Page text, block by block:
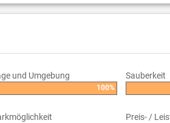
und Umgebung
100%
Sauberkeit
Preis- /